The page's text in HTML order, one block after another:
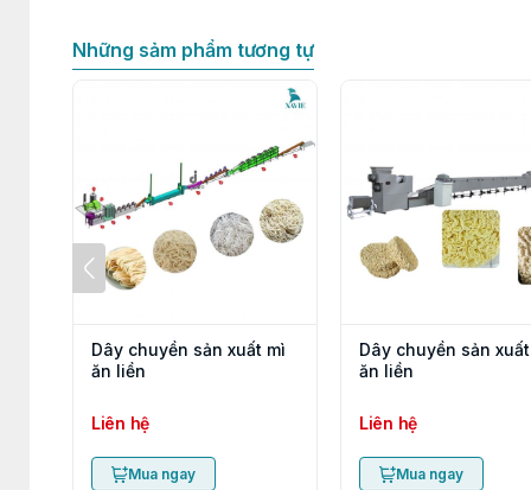
Những sảm phẩm tương tự
Dây chuyền sản xuất mì
ăn liền
Liên hệ
Mua ngay
Dây chuyền sản
ăn liền
Liên hệ
Mua ngay